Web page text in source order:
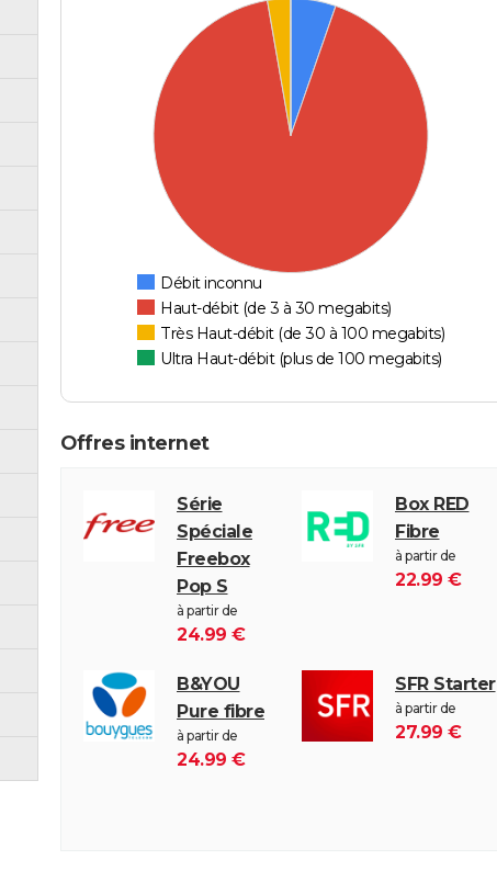
Débit inconnu
Haut-débit (de 3 à 30 megabits)
Très Haut-débit (de 30 à 100 megabits)
Ultra Haut-débit (plus de 100 megabits)
Offres internet
Série
Spéciale
Freebox
Pop S
à partir de
24.99 €
Box RED
Fibre
à partir de
22.99 €
B&YOU
Pure fibre
à partir de
24.99 €
SFR Starter
à partir de
27.99 €